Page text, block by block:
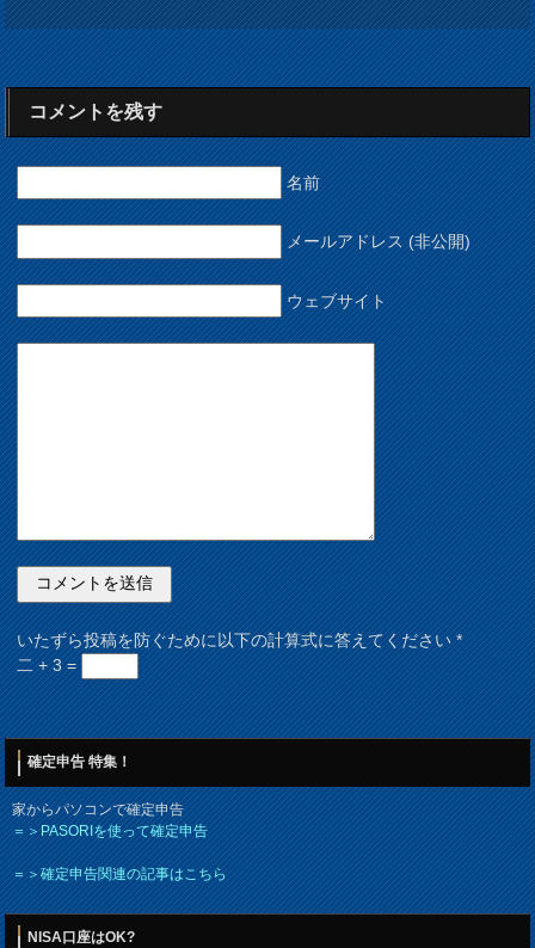
コメントを残す
名前
メールアドレス (非公開)
ウェブサイト
いたずら投稿を防ぐために以下の計算式に答えてください*
二 + 3 =
確定申告 特集！
家からパソコンで確定申告
＝＞PASORIを使って確定申告
＝＞確定申告関連の記事はこちら
NISA口座はOK?